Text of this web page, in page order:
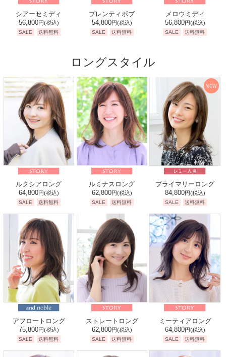
シアーセミディ
56,800円(税込)
SALE 送料無料
プレンティボブ
54,800円(税込)
SALE 送料無料
メロウミディ
56,800円(税込)
SALE 送料無料
ロングスタイル
ルクシアロング
64,800円(税込)
SALE 送料無料
ルミナスロング
62,800円(税込)
SALE 送料無料
プライマリーロング
84,800円(税込)
SALE 送料無料
アフロートロング
75,800円(税込)
SALE 送料無料
ストレートロング
62,800円(税込)
SALE 送料無料
ミーティアロング
64,800円(税込)
SALE 送料無料